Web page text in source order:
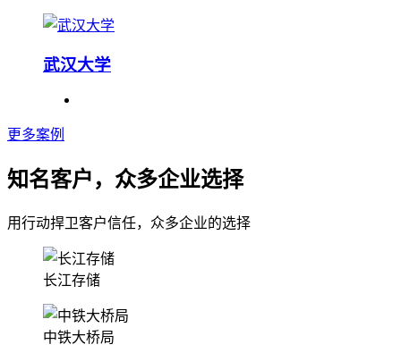
武汉大学
更多案例
知名客户，众多企业选择
用行动捍卫客户信任，众多企业的选择
长江存储
中铁大桥局